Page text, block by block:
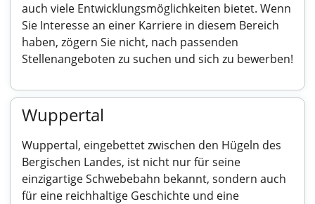
auch viele Entwicklungsmöglichkeiten bietet. Wenn
Sie Interesse an einer Karriere in diesem Bereich
haben, zögern Sie nicht, nach passenden
Stellenangeboten zu suchen und sich zu bewerben!
Wuppertal
Wuppertal, eingebettet zwischen den Hügeln des
Bergischen Landes, ist nicht nur für seine
einzigartige Schwebebahn bekannt, sondern auch
für eine reichhaltige Geschichte und eine